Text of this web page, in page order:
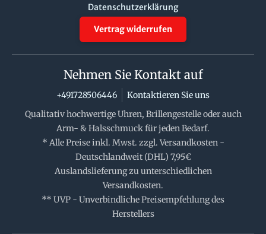
Datenschutzerklärung
Vertrag widerrufen
Nehmen Sie Kontakt auf
+491728506446
Kontaktieren Sie uns
Qualitativ hochwertige Uhren, Brillengestelle oder auch
Arm- & Halsschmuck für jeden Bedarf.
* Alle Preise inkl. Mwst. zzgl. Versandkosten -
Deutschlandweit (DHL) 7,95€
Auslandslieferung zu unterschiedlichen
Versandkosten.
** UVP - Unverbindliche Preisempfehlung des
Herstellers